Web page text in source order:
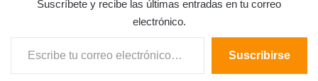
Suscríbete y recibe las últimas entradas en tu correo
electrónico.
Escribe tu correo electrónico…
Suscribirse